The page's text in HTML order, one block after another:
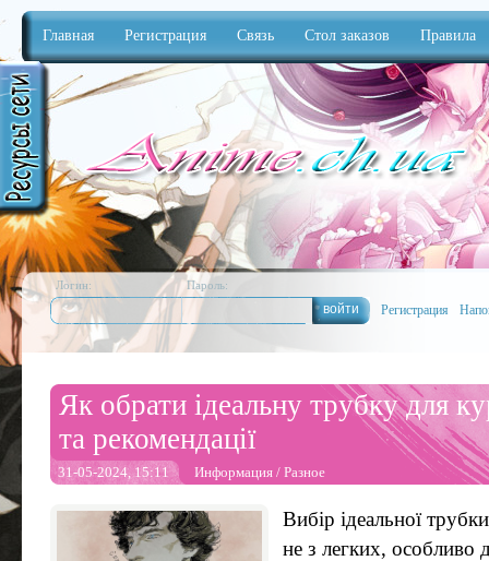
Главная Регистрация Связь Стол заказов Правила
Anime
Логин: Пароль:
Регистрация
Як обрати ідеальну трубку для
та рекомендації
31-05-2024, 15:11 Информация / Разное
Вибір ідеальної
не з легких, особливо